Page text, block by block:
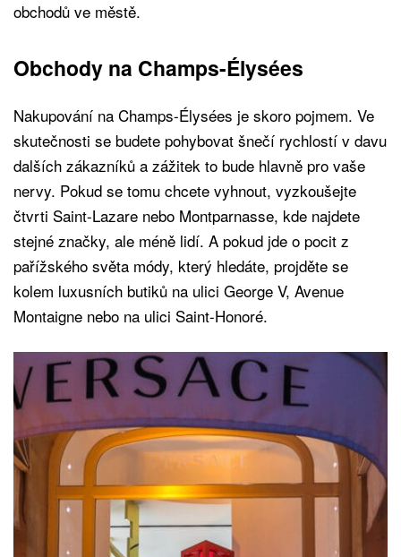
obchodů ve městě.
Obchody na Champs-Élysées
Nakupování na Champs-Élysées je skoro pojmem. Ve
skutečnosti se budete pohybovat šnečí rychlostí v davu
dalších zákazníků a zážitek to bude hlavně pro vaše
nervy. Pokud se tomu chcete vyhnout, vyzkoušejte
čtvrti Saint-Lazare nebo Montparnasse, kde najdete
stejné značky, ale méně lidí. A pokud jde o pocit z
pařížského světa módy, který hledáte, projděte se
kolem luxusních butiků na ulici George V, Avenue
Montaigne nebo na ulici Saint-Honoré.